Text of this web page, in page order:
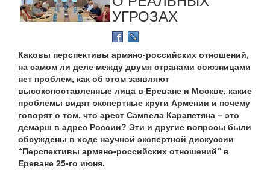
УГРОЗАХ
Каковы перспективы армяно-российских отношений,
на самом ли деле между двумя странами союзницами
нет проблем, как об этом заявляют
высокопоставленные лица в Ереване и Москве, какие
проблемы видят экспертные круги Армении и почему
говорят о том, что арест Самвела Карапетяна – это
демарш в адрес России? Эти и другие вопросы были
обсуждены в ходе научной экспертной дискуссии
“Перспективы армяно-российских отношений” в
Ереване 25-го июня.